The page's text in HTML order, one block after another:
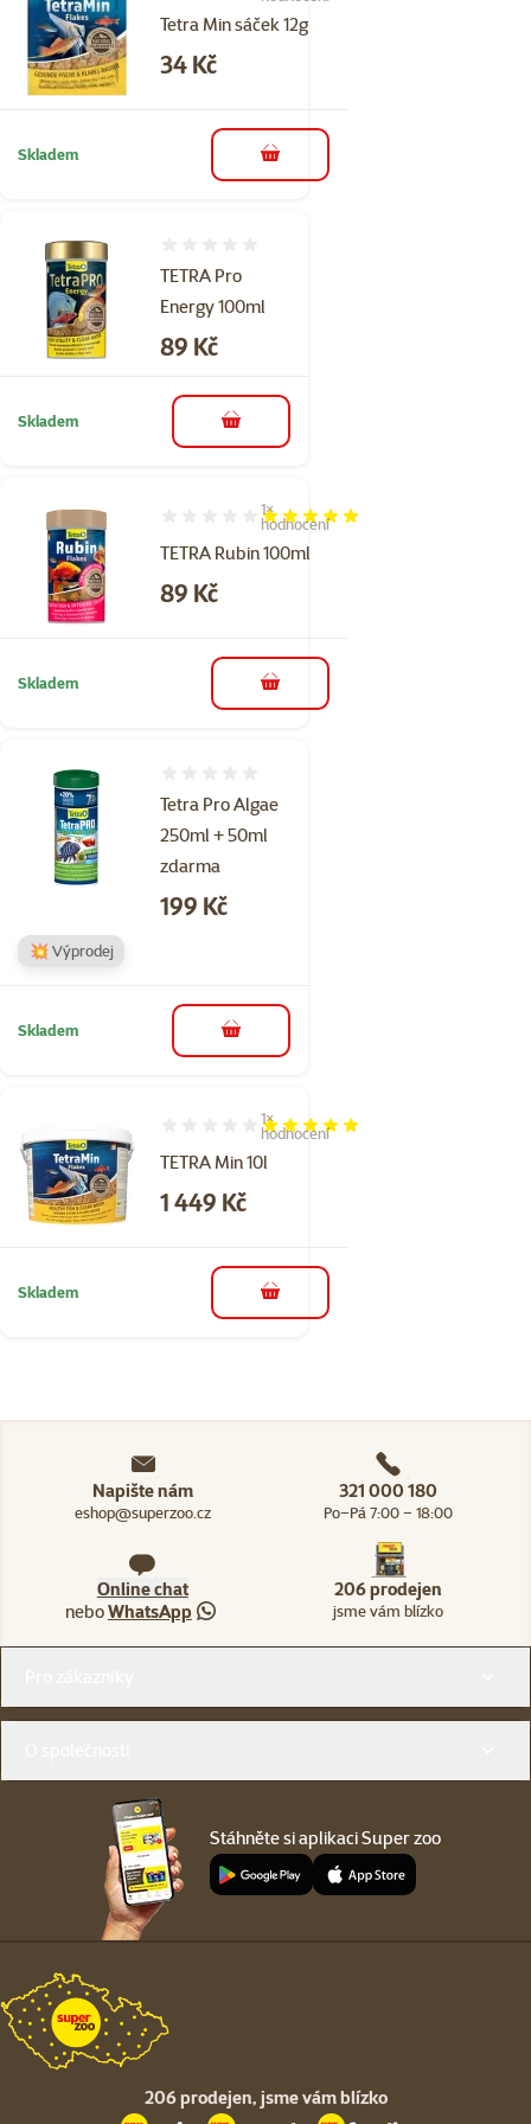
Tetra Min sáček 12g
Cena
34 Kč
Skladem do košíku
TETRA Pro
Energy 100ml
Cena
89 Kč
Skladem do košíku
TETRA Rubin 100ml
Hodnocení 100%, počet hodnocení: 1
1×
hodnocení
Cena
89 Kč
Skladem do košíku
Tetra Pro Algae
250ml + 50ml
zdarma
Cena
199 Kč
💥 Výprodej
Skladem do košíku
TETRA Min 10l
Hodnocení 100%, počet hodnocení: 1
1×
hodnocení
Cena
1 449 Kč
Skladem do košíku
Napište nám
eshop@superzoo.cz
321 000 180
Po–Pá 7:00 – 18:00
Online chat
neboWhatsApp
206 prodejen
jsme vám blízko
Stáhněte si aplikaci Super zoo
206 prodejen, jsme vám blízko